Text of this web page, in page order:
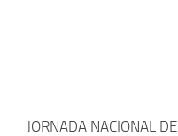
JORNADA NACIONAL DE